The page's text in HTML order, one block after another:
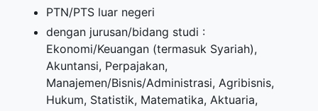
PTN/PTS luar negeri
dengan jurusan/bidang studi :
Ekonomi/Keuangan (termasuk Syariah),
Akuntansi, Perpajakan,
Manajemen/Bisnis/Administrasi, Agribisnis,
Hukum, Statistik, Matematika, Aktuaria,